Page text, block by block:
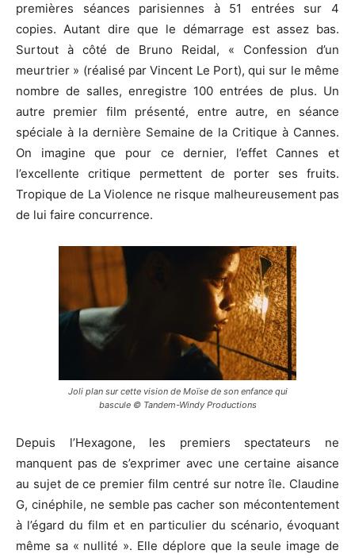
premières séances parisiennes à 51 entrées sur 4
copies. Autant dire que le démarrage est assez bas.
Surtout à côté de Bruno Reidal, « Confession d’un
meurtrier » (réalisé par Vincent Le Port), qui sur le même
nombre de salles, enregistre 100 entrées de plus. Un
autre premier film présenté, entre autre, en séance
spéciale à la dernière Semaine de la Critique à Cannes.
On imagine que pour ce dernier, l’effet Cannes et
l’excellente critique permettent de porter ses fruits.
Tropique de La Violence ne risque malheureusement pas
de lui faire concurrence.
Joli plan sur cette vision de Moïse de son enfance qui
bascule © Tandem-Windy Productions
Depuis l’Hexagone, les premiers spectateurs ne
manquent pas de s’exprimer avec une certaine aisance
au sujet de ce premier film centré sur notre île. Claudine
G, cinéphile, ne semble pas cacher son mécontentement
à l’égard du film et en particulier du scénario, évoquant
même sa « nullité ». Elle déplore que la seule image de